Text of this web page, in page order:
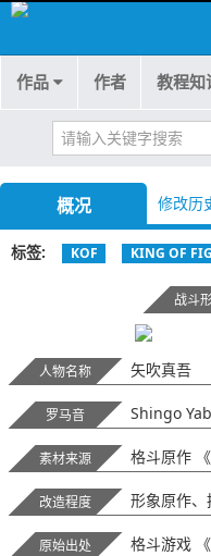
作品 作者 教程知
概况 修改历
标签 KOF KING OF
战斗
人物名称 矢吹真吾
罗马音 Shingo
素材来源 格斗原作 《
改造程度 形象原作
原始出处 格斗游戏 《